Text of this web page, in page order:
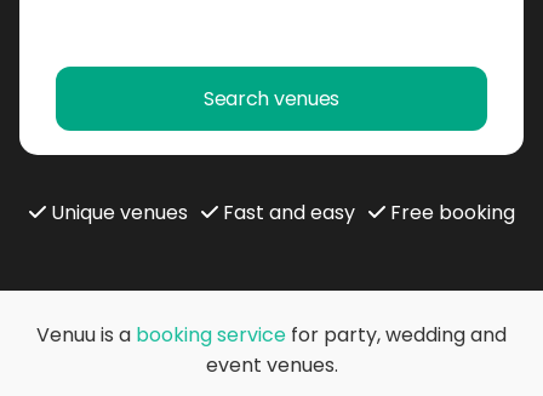
Search venues
Unique venues Fast and easy Free booking
Venuu is a booking service for party, wedding and
event venues.